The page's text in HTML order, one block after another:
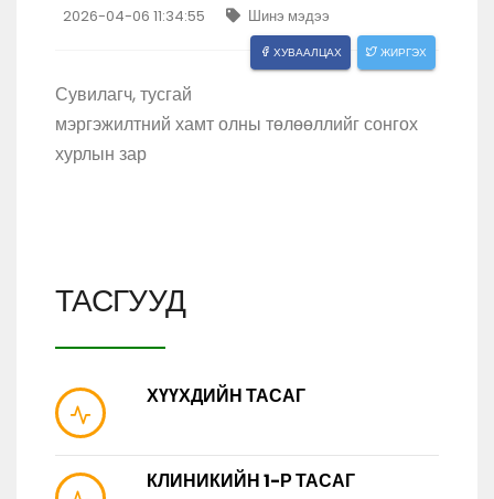
2026-04-06 11:34:55 Шинэ мэдээ
ХУВААЛЦАХ ЖИРГЭХ
Сувилагч, тусгай
мэргэжилтний хамт олны төлөөллийг сонгох
хурлын зар
ТАСГУУД
ХҮҮХДИЙН ТАСАГ
КЛИНИКИЙН 1-Р ТАСАГ